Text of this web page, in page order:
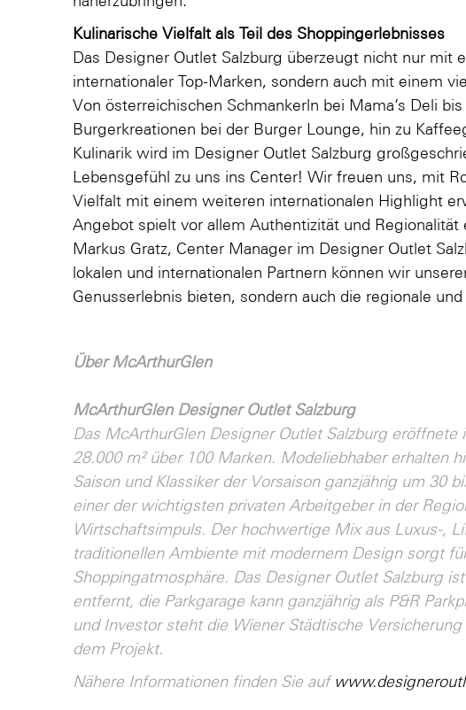
Kulinarische Vielfalt als Teil des Shoppingerlebnisses
Das Designer Outlet Salzburg überzeugt nicht nur mit
internationaler Top-Marken, sondern auch mit einem
Von österreichischen Schmankerln bei Mama’s Deli
Burgerkreationen bei der Burger Lounge, hin zu
Kulinarik wird im Designer Outlet Salzburg
Lebensgefühl zu uns ins Center! Wir freuen uns, mit
Vielfalt mit einem weiteren internationalen Highlight
Angebot spielt vor allem Authentizität und
Markus Gratz, Center Manager im Designer Outlet
lokalen und internationalen Partnern können wir
Genusserlebnis bieten, sondern auch die regionale
Über McArthurGlen
McArthurGlen Designer Outlet Salzburg
Das McArthurGlen Designer Outlet Salzburg
28.000 m² über 100 Marken. Modeliebhaber erhalten
Saison und Klassiker der Vorsaison ganzjährig um 30
einer der wichtigsten privaten Arbeitgeber in der
Wirtschaftsimpuls. Der hochwertige Mix aus Luxus-,
traditionellen Ambiente mit modernem Design sorgt
Shoppingatmosphäre. Das Designer Outlet Salzburg
entfernt, die Parkgarage kann ganzjährig als P&R
und Investor steht die Wiener Städtische
dem Projekt.
Nähere Informationen finden Sie auf